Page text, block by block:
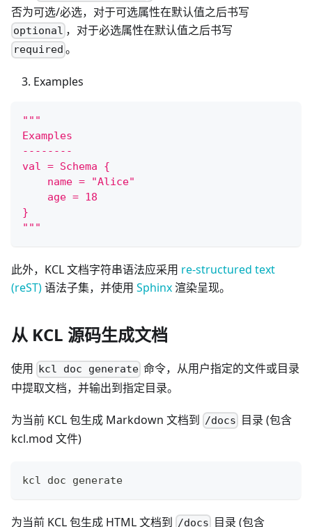
否为可选/必选，对于可选属性在默认值之后书写
optional ，对于必选属性在默认值之后书写
required 。
Examples
"""
Examples
--------
val = Schema {
    name = "Alice"
    age = 18
}
"""
此外，KCL 文档字符串语法应采用 re-structured text
(reST)语法子集，并使用 Sphinx渲染呈现。
从 KCL 源码生成文档
使用 kcl doc generate 命令，从用户指定的文件或目录
中提取文档，并输出到指定目录。
为当前 KCL 包生成 Markdown 文档到 /docs 目录 (包含
kcl.mod 文件)
kcl doc generate
为当前 KCL 包生成 HTML 文档到 /docs 目录 (包含